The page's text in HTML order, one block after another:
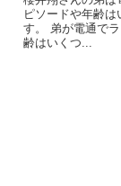
ピソードや年齢
す。 弟が電通で
齢はいくつ...